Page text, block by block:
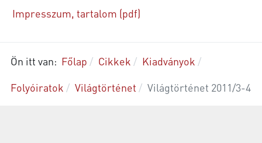
Impresszum, tartalom (pdf)
Ön itt van: Főlap Cikkek
Kiadványok
Folyóiratok
Világtörténet Világtörténet 2011/3-4